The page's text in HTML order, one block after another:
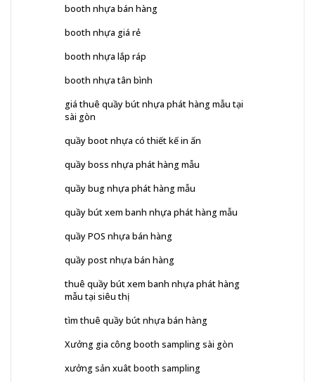
booth nhựa bán hàng
booth nhựa giá rẻ
booth nhựa lắp ráp
booth nhựa tân bình
giá thuê quầy bút nhựa phát hàng mẫu tại
sài gòn
quầy boot nhựa có thiết kế in ấn
quầy boss nhựa phát hàng mẫu
quầy bug nhựa phát hàng mẫu
quầy bút xem banh nhựa phát hàng mẫu
quầy POS nhựa bán hàng
quầy post nhựa bán hàng
thuê quầy bút xem banh nhựa phát hàng
mẫu tại siêu thị
tìm thuê quầy bút nhựa bán hàng
Xưởng gia công booth sampling sài gòn
xưởng sản xuât booth sampling